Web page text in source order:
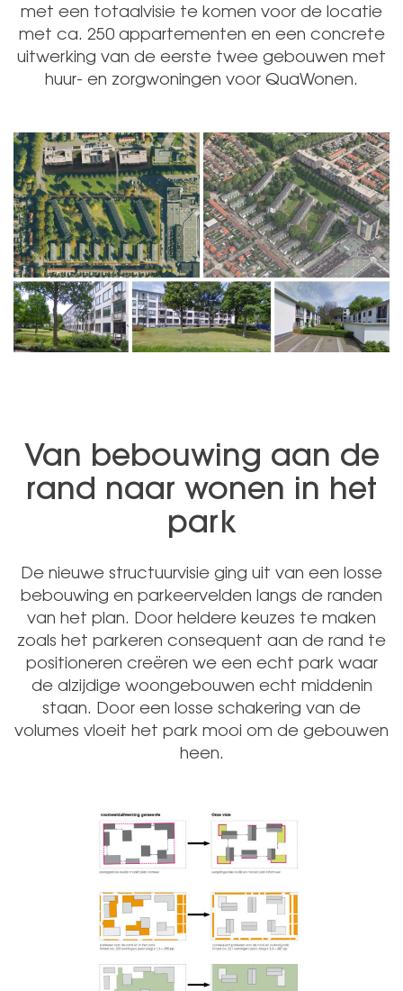
met een totaalvisie te komen voor de locatie
met ca. 250 appartementen en een concrete
uitwerking van de eerste twee gebouwen met
huur- en zorgwoningen voor QuaWonen.
Van bebouwing aan de
rand naar wonen in het
park
De nieuwe structuurvisie ging uit van een losse
bebouwing en parkeervelden langs de randen
van het plan. Door heldere keuzes te maken
zoals het parkeren consequent aan de rand te
positioneren creëren we een echt park waar
de alzijdige woongebouwen echt middenin
staan. Door een losse schakering van de
volumes vloeit het park mooi om de gebouwen
heen.